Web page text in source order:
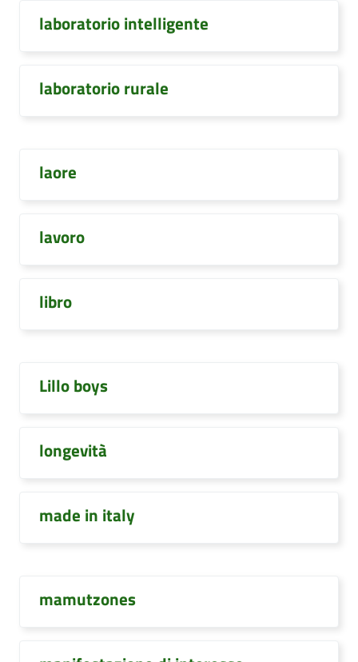
laboratorio intelligente
laboratorio rurale
laore
lavoro
libro
Lillo boys
longevità
made in italy
mamutzones